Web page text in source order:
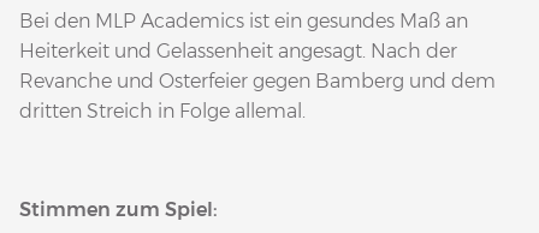
Bei den MLP Academics ist ein gesundes Maß an
Heiterkeit und Gelassenheit angesagt. Nach der
Revanche und Osterfeier gegen Bamberg und dem
dritten Streich in Folge allemal.
Stimmen zum Spiel: